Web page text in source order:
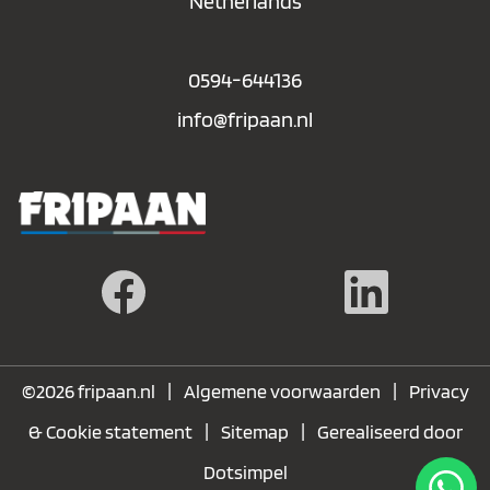
0594-644136
info@fripaan.nl
©2026 fripaan.nl | Algemene voorwaarden |
Privacy
& Cookie statement | Sitemap | Gerealiseerd door
Dotsimpel